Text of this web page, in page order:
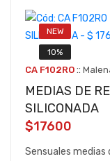
NEW
10%
CA F102RO ::
MEDIAS DE
SILICONADA
$17600
Sensuales medias